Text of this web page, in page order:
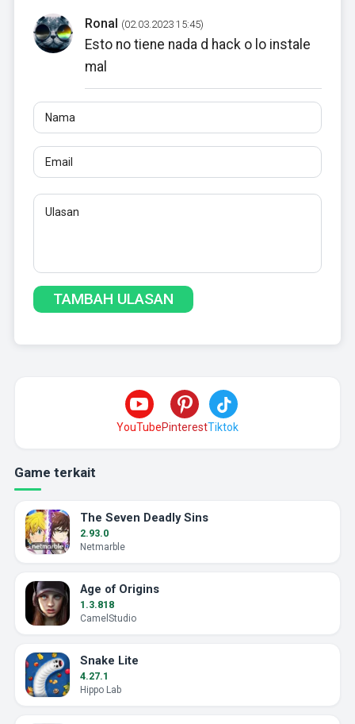
Ronal (02.03.2023 15:45)
Esto no tiene nada d hack o lo instale
mal
Nama
Email
Ulasan
Minimal 10 karakter. Tautan tidak diizinkan.
YouTubePinterestTiktok
Game terkait
The Seven Deadly Sins
2.93.0
Netmarble
Age of Origins
1.3.818
CamelStudio
Snake Lite
4.27.1
Hippo Lab